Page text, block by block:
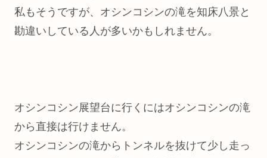
私もそうですが、オシンコシンの滝を知床八景と
勘違いしている人が多いかもしれません。
オシンコシン展望台に行くにはオシンコシンの滝
から直接は行けません。
オシンコシンの滝からトンネルを抜けて少し走っ